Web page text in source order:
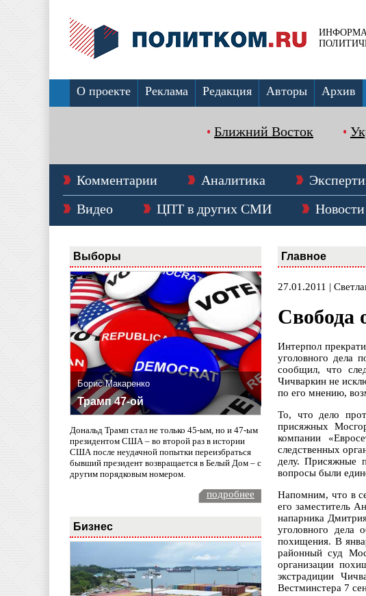
О проекте Реклама Редакция Авторы Архив
Ближний Восток
Комментарии Аналитика
Видео
ЦПТ в других СМИ
Выборы
Борис Макаренко
Трамп 47-ой
Дональд Трамп стал не только 45-ым, но и 47-ым
президентом США – во второй раз в истории
США после неудачной попытки переизбраться
бывший президент возвращается в Белый Дом – с
другим порядковым номером.
подробнее
Бизнес
Главное
27.01.2011 |
Свобода
Интерпол
уголовного дела
сообщил, что
Чичваркин не
по его мнению,
То, что дело
присяжных
компании
следственных
делу. Присяжные
вопросы были
Напомним, что в
его заместитель
напарника
уголовного дела
похищения. В
районный суд
организации
экстрадиции
Вестминстера 7